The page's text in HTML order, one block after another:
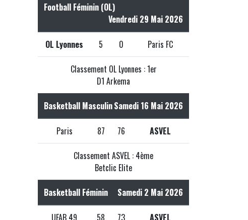
Football Féminin (OL)
Vendredi 29 Mai 2026
OL Lyonnes 5 0 Paris FC
Classement OL Lyonnes : 1er
D1 Arkema
Basketball MasculinSamedi 16 Mai 2026
Paris 87 76 ASVEL
Classement ASVEL : 4ème
Betclic Elite
Basketball Féminin Samedi 2 Mai 2026
UFAB 49 58 73
ASVEL